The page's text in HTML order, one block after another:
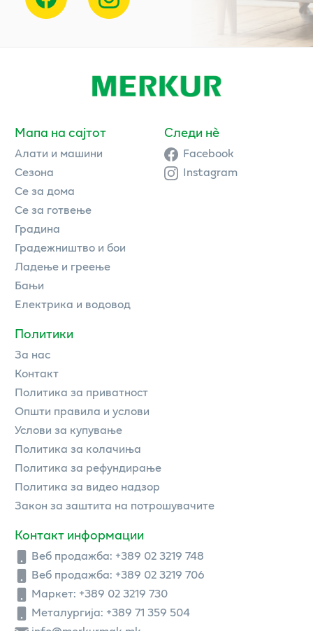
Мапа на сајтот
Алати и машини
Сезона
Се за дома
Се за готвење
Градина
Градежништво и бои
Ладење и греење
Бањи
Електрика и водовод
Политики
За нас
Контакт
Политика за приватност
Општи правила и услови
Услови за купување
Политика за колачиња
Политика за рефундирање
Политика за видео надзор
Закон за заштита на потрошувачите
Контакт информации
Веб продажба: +389 02 3219 748
Веб продажба: +389 02 3219 706
Маркет: +389 02 3219 730
Металургија: +389 71 359 504
Следи нè
Facebook
Instagram